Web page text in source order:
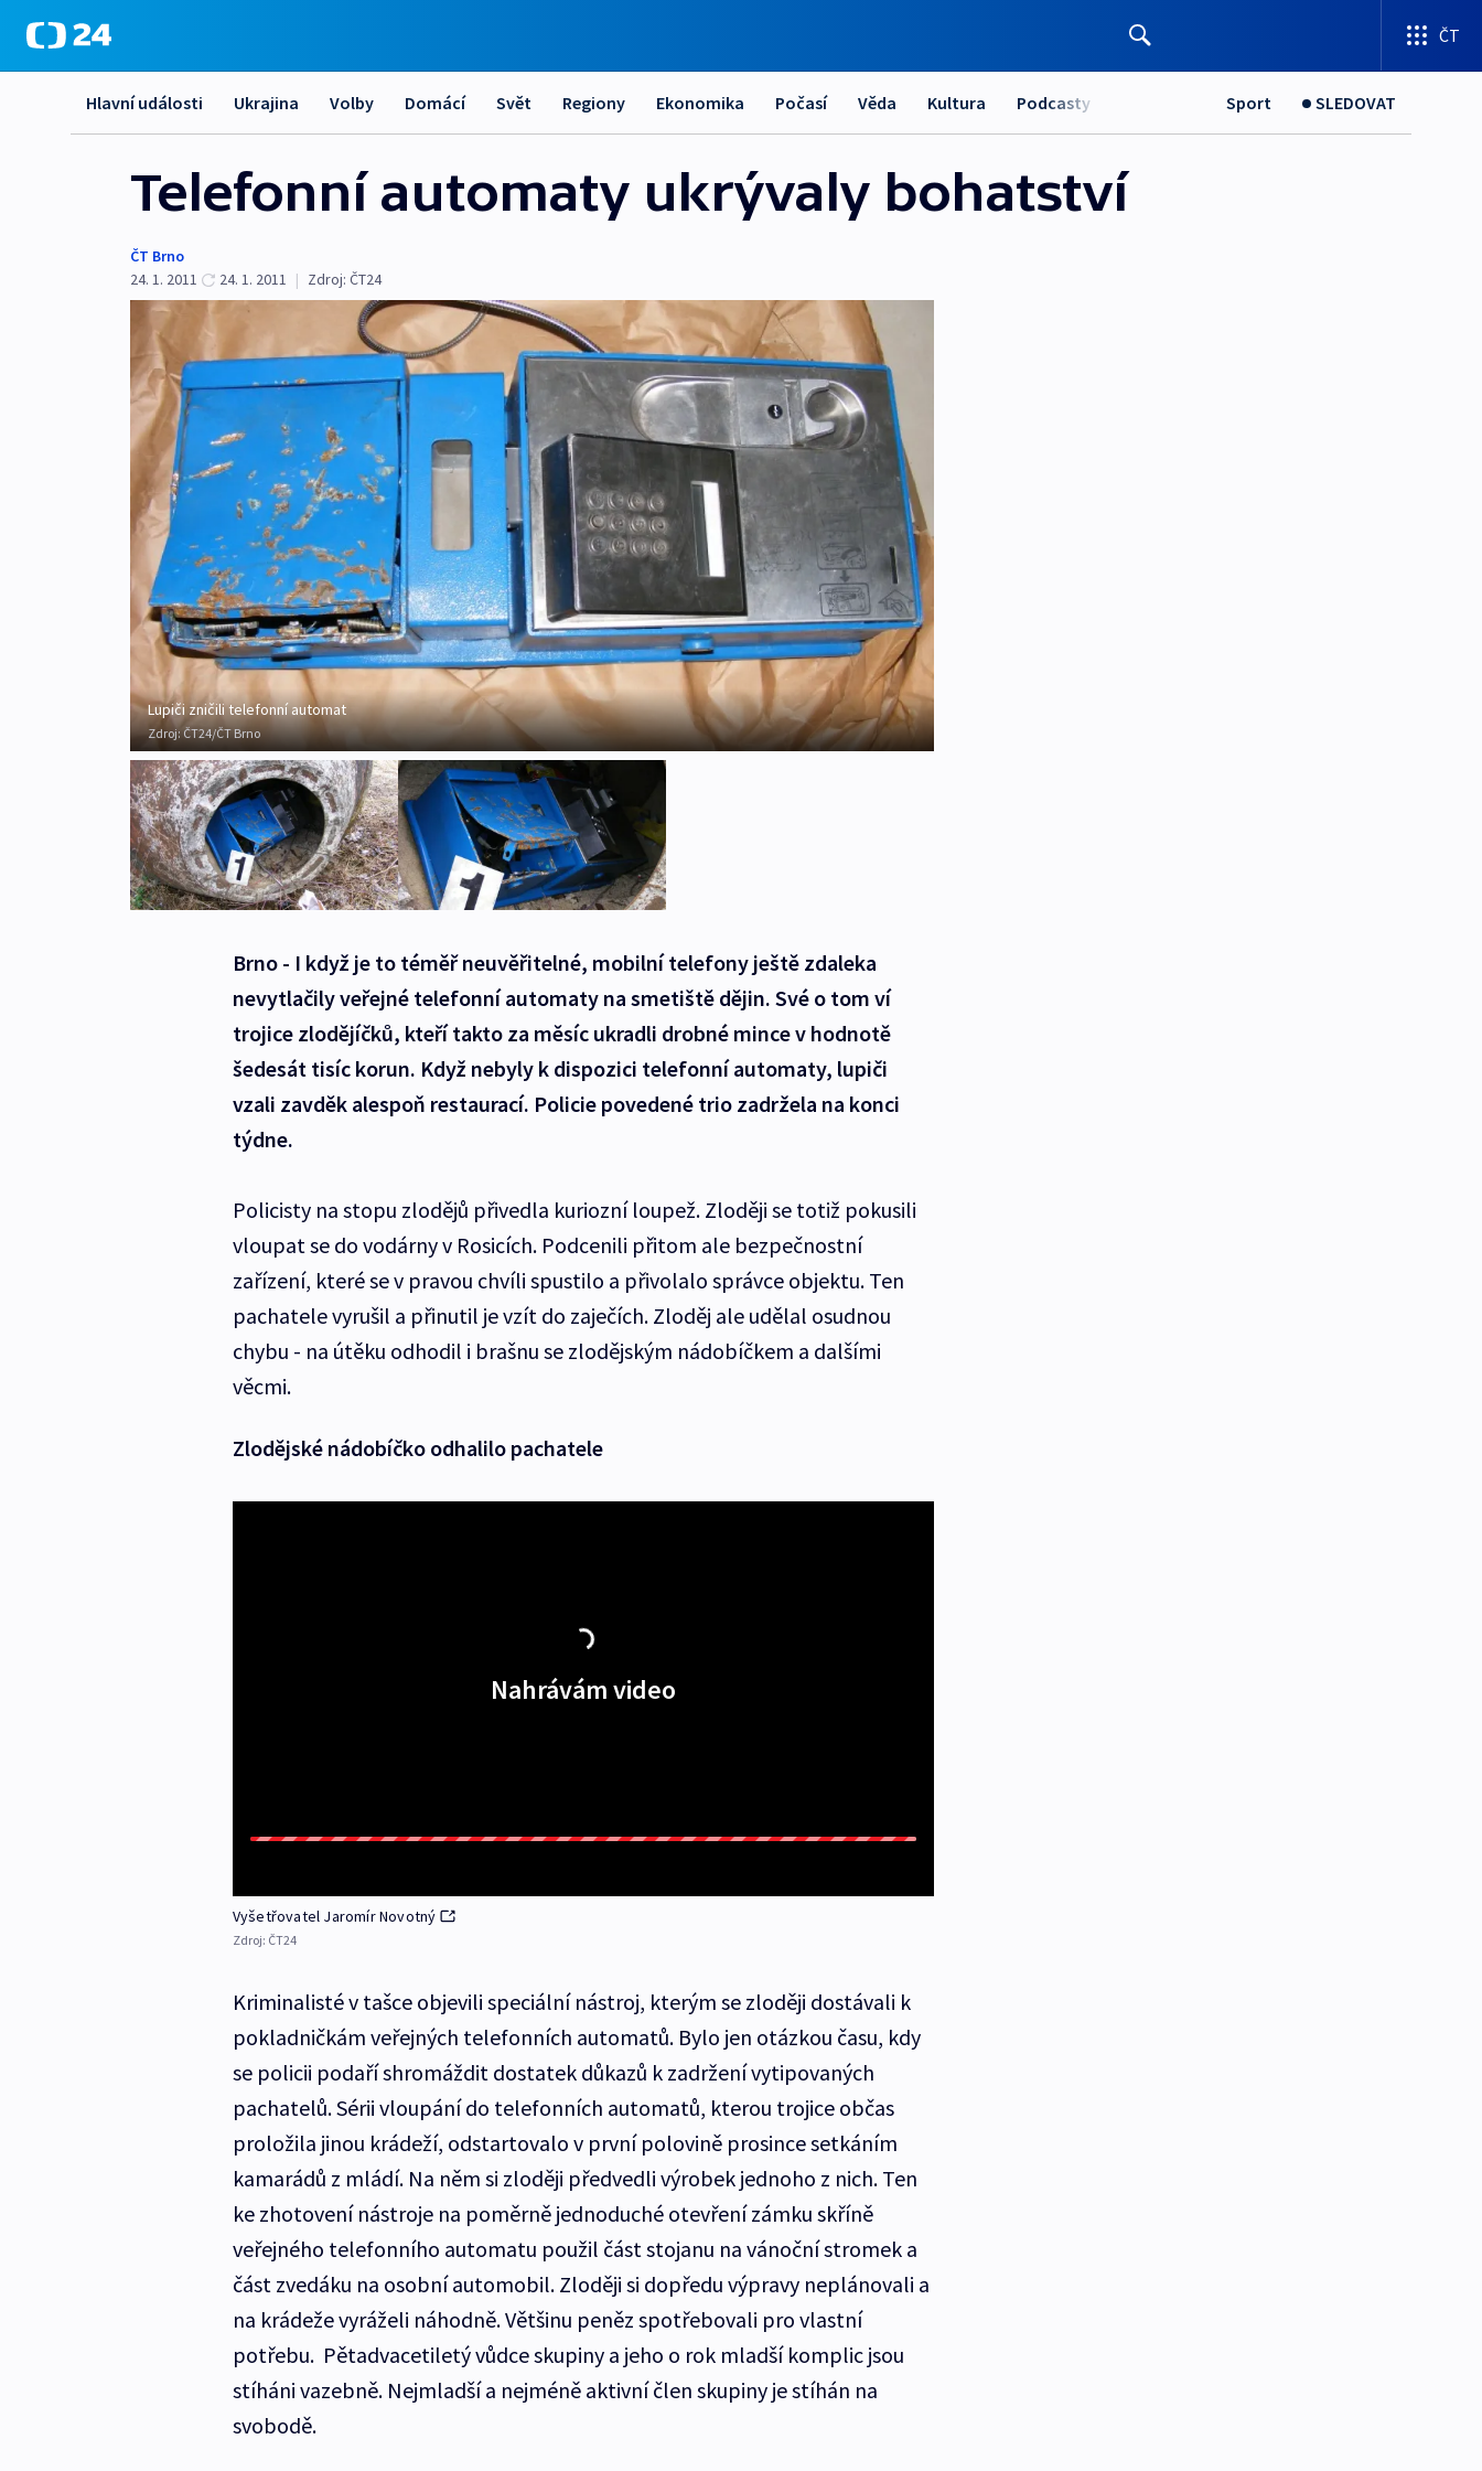
ČT
Hlavní události Ukrajina Volby Domácí Svět Regiony Ekonomika Počasí Věda Kultura Podcasty Sport SLEDOVAT
Telefonní automaty ukrývaly bohatství
ČT Brno
24. 1. 2011
24. 1. 2011 | Zdroj: ČT24
Lupiči zničili telefonní automat
Zdroj:ČT24/ČT Brno
Brno - I když je to téměř neuvěřitelné, mobilní telefony ještě zdaleka
nevytlačily veřejné telefonní automaty na smetiště dějin. Své o tom ví
trojice zlodějíčků, kteří takto za měsíc ukradli drobné mince v hodnotě
šedesát tisíc korun. Když nebyly k dispozici telefonní automaty, lupiči
vzali zavděk alespoň restaurací. Policie povedené trio zadržela na konci
týdne.
Policisty na stopu zlodějů přivedla kuriozní loupež. Zloději se totiž pokusili
vloupat se do vodárny v Rosicích. Podcenili přitom ale bezpečnostní
zařízení, které se v pravou chvíli spustilo a přivolalo správce objektu. Ten
pachatele vyrušil a přinutil je vzít do zaječích. Zloděj ale udělal osudnou
chybu - na útěku odhodil i brašnu se zlodějským nádobíčkem a dalšími
věcmi.
Zlodějské nádobíčko odhalilo pachatele
Nahrávám video
Vyšetřovatel Jaromír Novotný
Zdroj: ČT24
Kriminalisté v tašce objevili speciální nástroj, kterým se zloději dostávali k
pokladničkám veřejných telefonních automatů. Bylo jen otázkou času, kdy
se policii podaří shromáždit dostatek důkazů k zadržení vytipovaných
pachatelů. Sérii vloupání do telefonních automatů, kterou trojice občas
proložila jinou krádeží, odstartovalo v první polovině prosince setkáním
kamarádů z mládí. Na něm si zloději předvedli výrobek jednoho z nich. Ten
ke zhotovení nástroje na poměrně jednoduché otevření zámku skříně
veřejného telefonního automatu použil část stojanu na vánoční stromek a
část zvedáku na osobní automobil. Zloději si dopředu výpravy neplánovali a
na krádeže vyráželi náhodně. Většinu peněz spotřebovali pro vlastní
potřebu. Pětadvacetiletý vůdce skupiny a jeho o rok mladší komplic jsou
stíháni vazebně. Nejmladší a nejméně aktivní člen skupiny je stíhán na
svobodě.